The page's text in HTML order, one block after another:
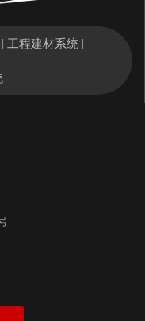
工程建材系统